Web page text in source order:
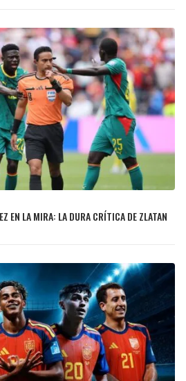
EN LA MIRA: LA DURA CRÍTICA DE ZLATAN